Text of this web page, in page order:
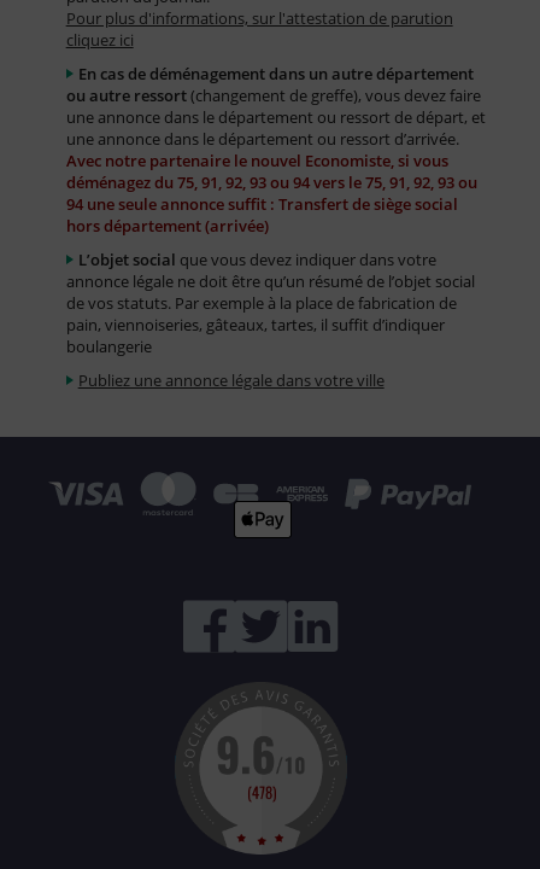
Pour plus d'informations, sur l'attestation de parution
cliquez ici
En cas de déménagement dans un autre département
ou autre ressort(changement de greffe), vous devez faire
une annonce dans le département ou ressort de départ, et
une annonce dans le département ou ressort d’arrivée.
Avec notre partenaire le nouvel Economiste, si vous
déménagez du 75, 91, 92, 93 ou 94 vers le 75, 91, 92, 93 ou
94 une seule annonce suffit : Transfert de siège social
hors département (arrivée)
L’objet social que vous devez indiquer dans votre
annonce légale ne doit être qu’un résumé de l’objet social
de vos statuts. Par exemple à la place de fabrication de
pain, viennoiseries, gâteaux, tartes, il suffit d’indiquer
boulangerie
Publiez une annonce légale dans votre ville